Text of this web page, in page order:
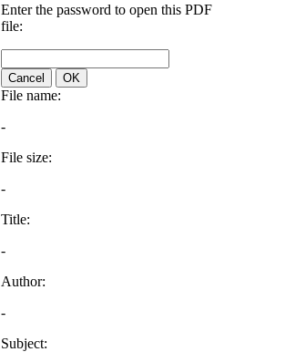
Enter the password to open this PDF
file:
Cancel OK
File name:
-
File size:
-
Title:
-
Author:
-
Subject: